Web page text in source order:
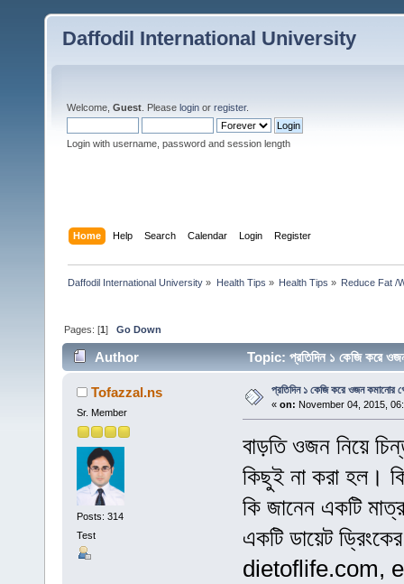
Daffodil International University
Welcome, Guest . Please login or register.
Login with username, password and session length
Home Help Search Calendar Login Register
Daffodil International University » Health Tips » Health Tips » Reduce Fat /
Pages: [1]Go Down
Author Topic: প্রতিদিন ১ কেজি করে
Tofazzal.ns
Sr. Member
Posts: 314
Test
প্রতিদিন ১ কেজি করে ওজন কমানোর
« on: November 04, 2015,
বাড়তি ওজন নিয়ে
কিছুই না করা হল।
কি জানেন একটি
একটি ডায়েট
dietoflife.com,